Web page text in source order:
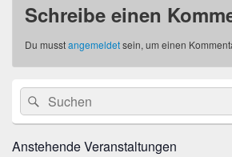
Schreibe einen
Du musstangemeldetsein, um einen
Primärer
Seitenleisten
Widget-
Bereich
Suche
nach:
Suchen
Anstehende Veranstaltungen